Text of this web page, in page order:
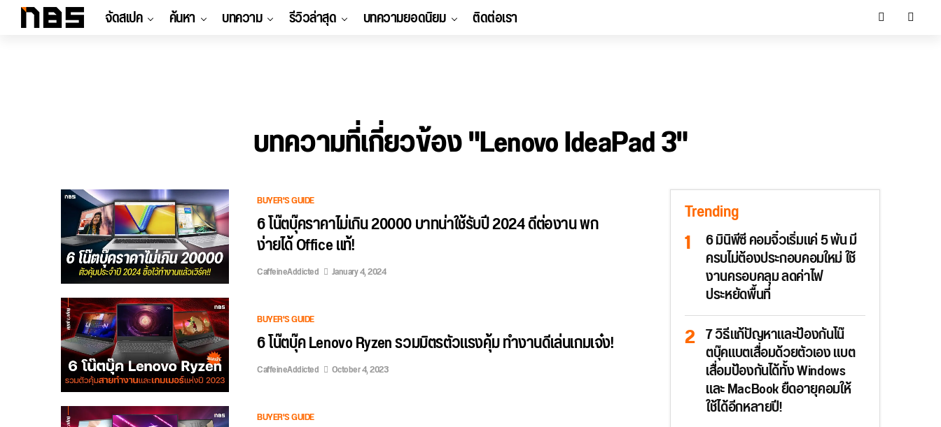
จัดสเปค ค้นหา บทความ รีวิวล่าสุด บทความยอดนิยม ติดต่อเรา
บทความที่เกี่ยวข้อง "Lenovo IdeaPad 3"
BUYER'S GUIDE
6 โน๊ตบุ๊คราคาไม่เกิน 20000 บาทน่าใช้รับปี 2024 ดีต่องาน พก
ง่ายได้ Office แท้!
CaffeineAddicted January 4, 2024
BUYER'S GUIDE
6 โน๊ตบุ๊ค Lenovo Ryzen รวมมิตรตัวแรงคุ้ม ทำงานดีเล่นเกมเจ๋ง!
CaffeineAddicted October 4, 2023
BUYER'S GUIDE
Trending
6 มินิพีซี คอมจิ๋วเริ่มแค่ 5 พัน มี
ครบไม่ต้องประกอบคอมใหม่ ใช้
งานครอบคลุม ลดค่าไฟ
ประหยัดพื้นที่
7 วิธีแก้ปัญหาและป้องกันโน๊
ตบุ๊คแบตเสื่อมด้วยตัวเอง แบต
เสื่อมป้องกันได้ทั้ง Windows
และ MacBook ยืดอายุคอมให้
ใช้ได้อีกหลายปี!